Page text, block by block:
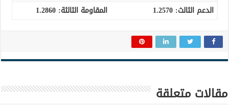
الدعم الثالث: المقاومة الثالثة: 1.2860
مقالات متعلقة